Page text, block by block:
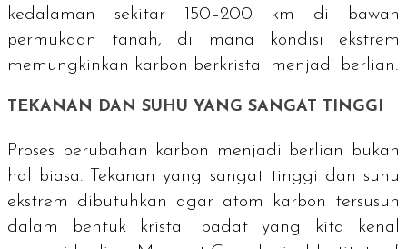
kedalaman sekitar 150–200 km di bawah
permukaan tanah, di mana kondisi ekstrem
memungkinkan karbon berkristal menjadi berlian.
TEKANAN DAN SUHU YANG SANGAT TINGGI
Proses perubahan karbon menjadi berlian bukan
hal biasa. Tekanan yang sangat tinggi dan suhu
ekstrem dibutuhkan agar atom karbon tersusun
dalam bentuk kristal padat yang kita kenal